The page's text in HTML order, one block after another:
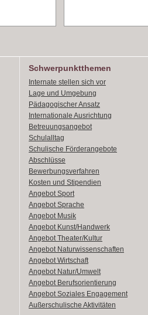
Schwerpunktthemen
Internate stellen sich vor
Lage und Umgebung
Pädagogischer Ansatz
Internationale Ausrichtung
Betreuungsangebot
Schulalltag
Schulische Förderangebote
Abschlüsse
Bewerbungsverfahren
Kosten und Stipendien
Angebot Sport
Angebot Sprache
Angebot Musik
Angebot Kunst/Handwerk
Angebot Theater/Kultur
Angebot Naturwissenschaften
Angebot Wirtschaft
Angebot Natur/Umwelt
Angebot Berufsorientierung
Angebot Soziales Engagement
Außerschulische Aktivitäten